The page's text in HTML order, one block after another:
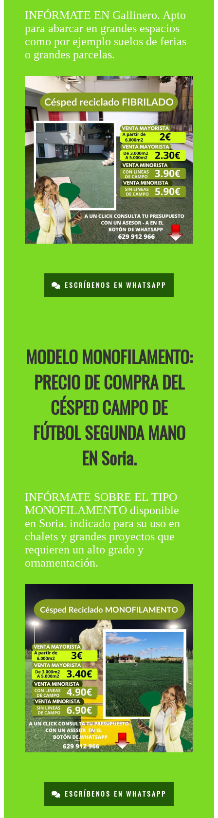
INFÓRMATE EN Gallinero. Apto
para abarcar en grandes espacios
como por ejemplo suelos de ferias
o grandes parcelas.
ESCRÍBENOS EN WHATSAPP
MODELO MONOFILAMENTO:
PRECIO DE COMPRA DEL
CÉSPED CAMPO DE
FÚTBOL SEGUNDA MANO
EN Soria.
INFÓRMATE SOBRE EL TIPO
MONOFILAMENTO disponible
en Soria. indicado para su uso en
chalets y grandes proyectos que
requieren un alto grado y
ornamentación.
ESCRÍBENOS EN WHATSAPP